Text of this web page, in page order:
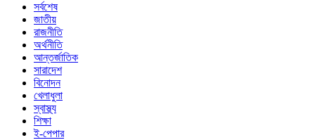
সর্বশেষ
জাতীয়
রাজনীতি
অর্থনীতি
আন্তর্জাতিক
সারাদেশ
বিনোদন
খেলাধুলা
স্বাস্থ্য
শিক্ষা
ই-পেপার